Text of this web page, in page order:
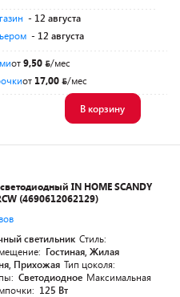
- 12 августа
- 12 августа
от9,50
/мес
от 17,00 /мес
В корзину
IN HOME SCANDY
(4690612062129)
светильник Стиль:
Гостиная, Жилая
Прихожая Тип цоколя:
Светодиодное Максимальная
125 Вт